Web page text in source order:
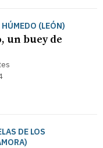
(LEÓN)
un buey de
DE LOS